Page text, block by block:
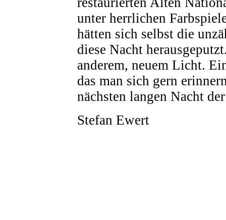
unter herrlichen
hätten sich selbst die
diese Nacht
anderem, neuem Licht.
das man sich gern
nächsten langen Nacht
Stefan Ewert